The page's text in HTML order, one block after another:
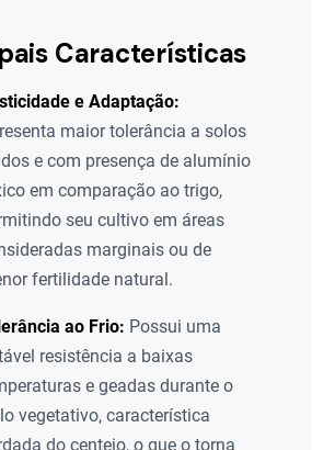
Características
e Adaptação:
maior tolerância a solos
e com presença de alumínio
em comparação ao trigo,
seu cultivo em áreas
marginais ou de
fertilidade natural.
ao Frio: Possui uma
resistência a baixas
e geadas durante o
vegetativo, característica
do centeio, o que o torna